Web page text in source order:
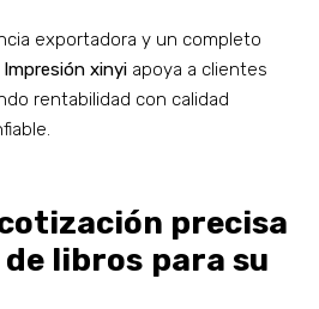
exportadora y un completo
Impresión xinyi apoya a clientes
rentabilidad con calidad
precisa
libros para su